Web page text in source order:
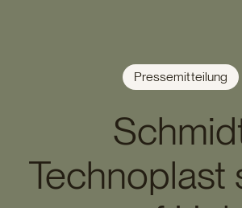
Pressemitteilung
Technoplast